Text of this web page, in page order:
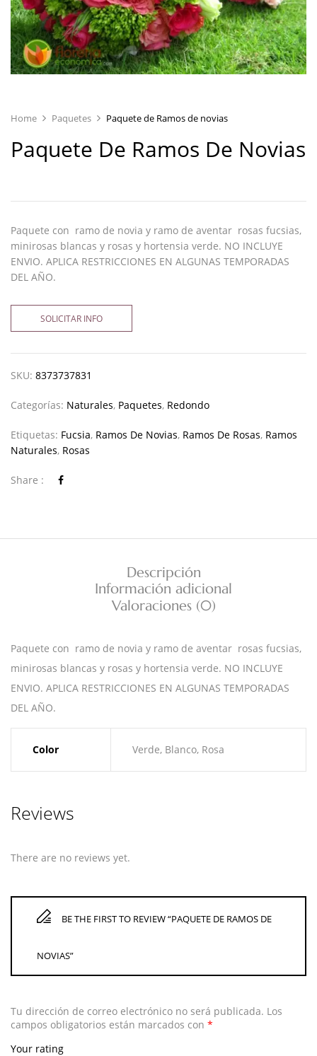
Home Paquetes Paquete de Ramos de novias
Paquete De Ramos De Novias
Paquete con ramo de novia y ramo de aventar rosas fucsias,
minirosas blancas y rosas y hortensia verde. NO INCLUYE
ENVIO. APLICA RESTRICCIONES EN ALGUNAS TEMPORADAS
DEL AÑO.
SOLICITAR INFO
SKU: 8373737831
Categorías: Naturales, Paquetes, Redondo
Etiquetas: Fucsia, Ramos De Novias, Ramos De Rosas, Ramos
Naturales, Rosas
Share :
Descripción
Información adicional
Valoraciones (0)
Paquete con ramo de novia y ramo de aventar rosas fucsias,
minirosas blancas y rosas y hortensia verde. NO INCLUYE
ENVIO. APLICA RESTRICCIONES EN ALGUNAS TEMPORADAS
DEL AÑO.
Color Verde, Blanco, Rosa
Reviews
There are no reviews yet.
BE THE FIRST TO REVIEW “PAQUETE DE RAMOS DE
NOVIAS”
Tu dirección de correo electrónico no será publicada. Los
campos obligatorios están marcados con *
Your rating